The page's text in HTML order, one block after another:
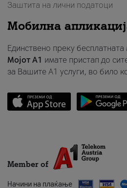
Заштита на лични податоци
Мобилна
Единствено преку
Мојот A1 имате пристап до
за Вашите A1 услуги, во било
Member of
Начини на плаќање